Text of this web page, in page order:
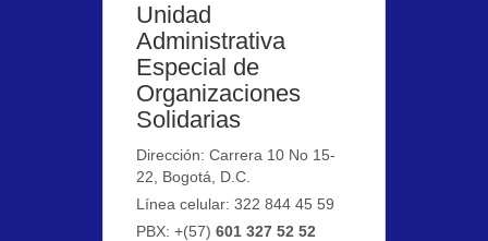
Unidad
Administrativa
Especial de
Organizaciones
Solidarias
Dirección: Carrera 10 No 15-
22, Bogotá, D.C.
Línea celular: 322 844 45 59
PBX: +(57)601 327 52 52